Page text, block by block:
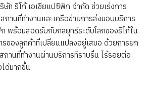
ษัท ริโก้ เอเชียแปซิฟิก จำกัด ช่วยเร่งการ
านที่ทำงานและเครือข่ายการส่งมอบบริการ
พร้อมสอดรับกับกลยุทธ์ระดับโลกของริโก้ใน
ของลูกค้าที่เปลี่ยนแปลงอยู่เสมอ ด้วยการยก
านที่ทำงานผ่านบริการที่ราบรื่น ไร้รอยต่อ
ด้มากขึ้น